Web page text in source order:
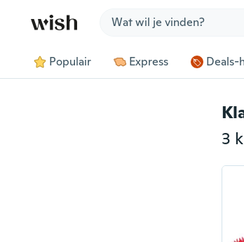
Populair Express Deals-